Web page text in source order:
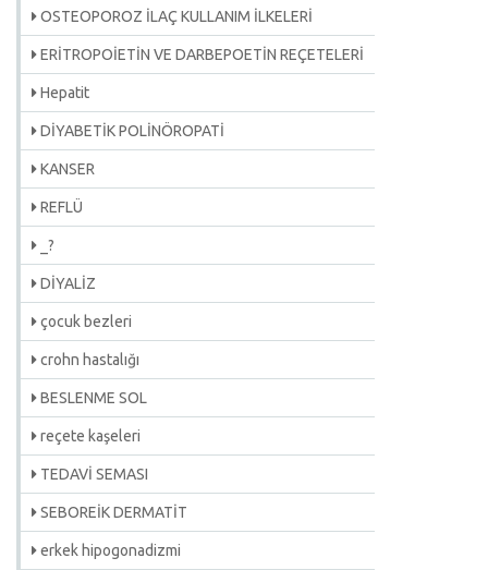
OSTEOPOROZ İLAÇ KULLANIM İLKELERİ
ERİTROPOİETİN VE DARBEPOETİN REÇETELERİ
Hepatit
DİYABETİK POLİNÖROPATİ
KANSER
REFLÜ
_?
DİYALİZ
çocuk bezleri
crohn hastalığı
BESLENME SOL
reçete kaşeleri
TEDAVİ SEMASI
SEBOREİK DERMATİT
erkek hipogonadizmi